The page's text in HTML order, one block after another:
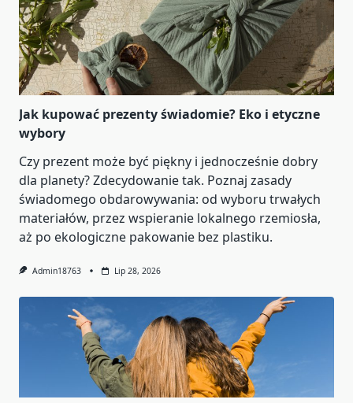
Jak kupować prezenty świadomie? Eko i etyczne
wybory
Czy prezent może być piękny i jednocześnie dobry
dla planety? Zdecydowanie tak. Poznaj zasady
świadomego obdarowywania: od wyboru trwałych
materiałów, przez wspieranie lokalnego rzemiosła,
aż po ekologiczne pakowanie bez plastiku.
Admin18763 Lip 28, 2026